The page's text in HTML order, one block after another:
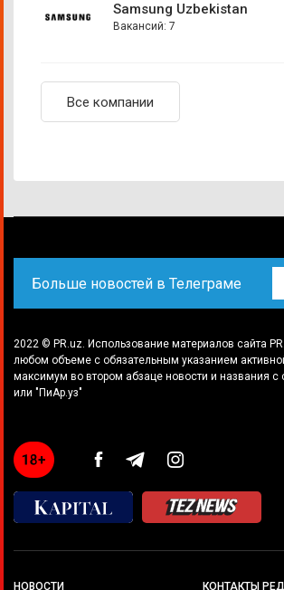
Samsung Uzbekistan
Вакансий: 7
Все компании
Больше новостей в Телеграме
2022 © PR.uz. Использование материалов сайта
любом объеме с обязательным указанием
максимум во втором абзаце новости и названия с
или "ПиАр.уз"
НОВОСТИ КОНТАКТЫ